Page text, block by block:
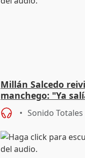
Millán Salcedo
manchego: "Ya
Sonido Totales